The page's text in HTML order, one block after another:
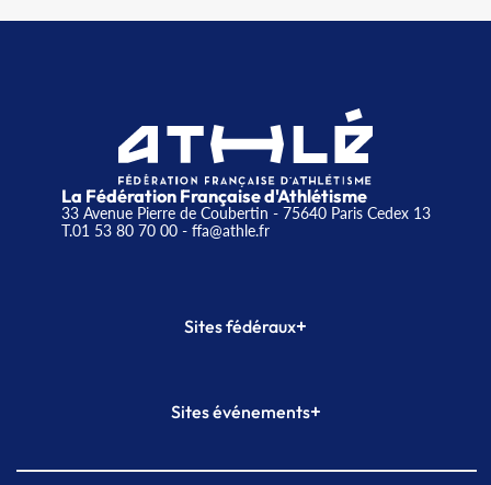
La Fédération Française d'Athlétisme
33 Avenue Pierre de Coubertin - 75640 Paris Cedex 13
T.01 53 80 70 00- ffa@athle.fr
Sites fédéraux+
Plateforme Formation
Sites événements+
Meeting de Paris indoor